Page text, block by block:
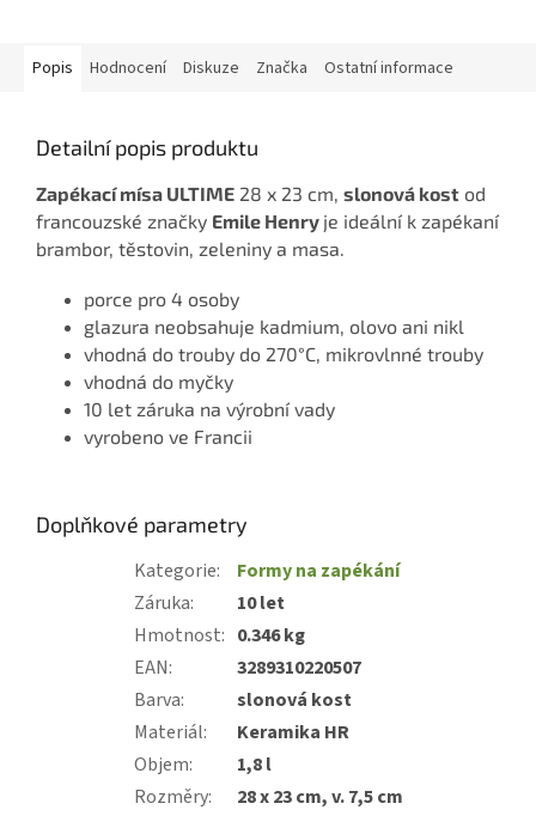
Popis Hodnocení Diskuze Značka Ostatní informace
Detailní popis produktu
Zapékací mísa ULTIME 28 x 23 cm, slonová kost od
francouzské značky Emile Henry je ideální k zapékaní
brambor, těstovin, zeleniny a masa.
porce pro 4 osoby
glazura neobsahuje kadmium, olovo ani nikl
vhodná do trouby do 270°C, mikrovlnné trouby
vhodná do myčky
10 let záruka na výrobní vady
vyrobeno ve Francii
Doplňkové parametry
Kategorie:
Formy na zapékání
Záruka:
10 let
Hmotnost: 0.346 kg
EAN:
3289310220507
Barva:
slonová kost
Materiál:
Keramika HR
Objem:
1,8 l
Rozměry: 28 x 23 cm, v. 7,5 cm